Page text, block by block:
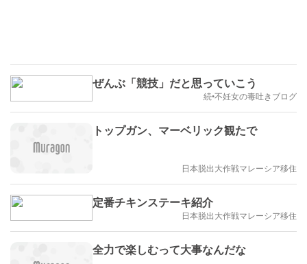
ぜんぶ「競技」だと思っていこう
続•不妊女の毒吐きブログ
トップガン、マーベリック観たで
日本脱出大作戦マレーシア移住
定番チキンステーキ紹介
日本脱出大作戦マレーシア移住
全力で楽しむって大事なんだな